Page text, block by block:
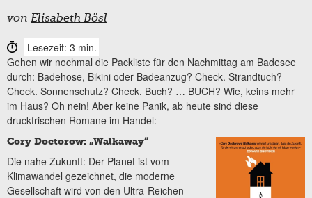
von Elisabeth Bösl
Lesezeit: 3 min.
Gehen wir nochmal die Packliste für den Nachmittag am Badesee
durch: Badehose, Bikini oder Badeanzug? Check. Strandtuch?
Check. Sonnenschutz? Check. Buch? … BUCH? Wie, keins mehr
im Haus? Oh nein! Aber keine Panik, ab heute sind diese
druckfrischen Romane im Handel:
Cory Doctorow: „Walkaway“
Die nahe Zukunft: Der Planet ist vom
Klimawandel gezeichnet, die moderne
Gesellschaft wird von den Ultra-Reichen